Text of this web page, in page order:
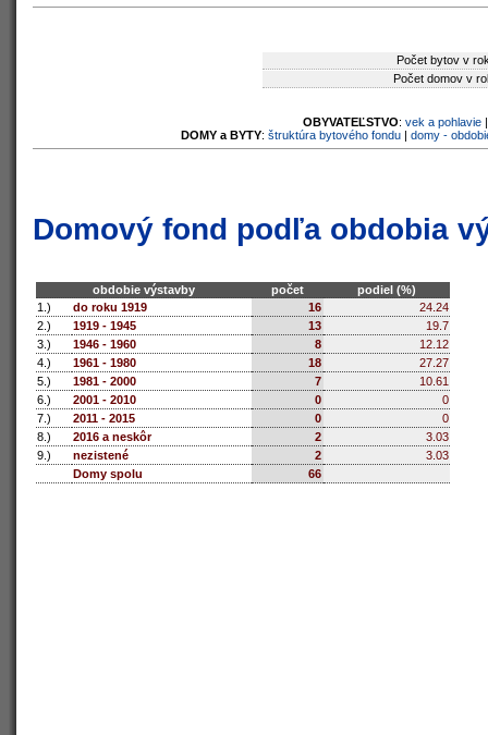
Počet bytov v
Počet domov v
OBYVATEĽSTVO: vek a pohlavie
DOMY a BYTY: štruktúra bytového fondu| domy -
Domový fond podľa obdobia
obdobie výstavby počet
podiel (%)
1.)
do roku 1919 16
24.24
2.)
1919 - 1945 13
19.7
3.)
1946 - 1960 8
12.12
4.)
1961 - 1980 18
27.27
5.)
1981 - 2000 7
10.61
6.)
2001 - 2010 0
0
7.)
2011 - 2015 0
0
8.)
2016 a neskôr 2
3.03
9.)
nezistené 2
3.03
Domy spolu
66